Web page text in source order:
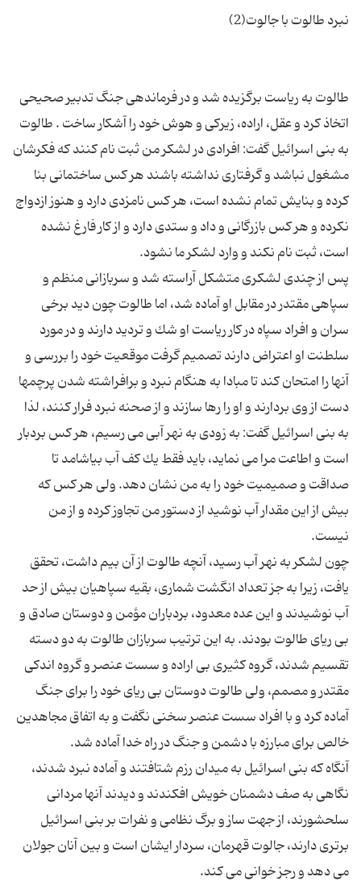
طالوت به ریاست برگزیده شد و در فرماندهی جنگ تدبیر صحیحی
اتخاذ كرد و عقل، اراده، زیركی و هوش خود را آشكار ساخت . طالوت
به بنی اسرائیل گفت: افرادی در لشكر من ثبت نام كنند كه فكرشان
مشغول نباشد و گرفتاری نداشته باشند هر كس ساختمانی بنا
كرده و بنایش تمام نشده است، هر كس نامزدی دارد و هنوز ازدواج
نكرده و هر كس بازرگانی و داد و ستدی دارد و از كار فارغ نشده
پس از چندی لشكری متشكل آراسته شد و سربازانی منظم و
سپاهی مقتدر در مقابل او آماده شد، اما طالوت چون دید برخی
سران و افراد سپاه در كار ریاست او شك و تردید دارند و در مورد
سلطنت او اعتراض دارند تصمیم گرفت موقعیت خود را بررسی و
آنها را امتحان كند تا مبادا به هنگام نبرد و برافراشته شدن پرچمها
دست از وی بردارند و او را رها سازند و از صحنه نبرد فرار كنند، لذا
به بنی اسرائیل گفت: به زودی به نهر آبی می رسیم، هر كس بردبار
است و اطاعت مرا می نماید، باید فقط یك كف آب بیاشامد تا
صداقت و صمیمیت خود را به من نشان دهد. ولی هر كس كه
بیش از این مقدار آب نوشید از دستور من تجاوز كرده و از من
چون لشكر به نهر آب رسید، آنچه طالوت از آن بیم داشت، تحقق
یافت، زیرا به جز تعداد انگشت شماری، بقیه سپاهیان بیش از حد
آب نوشیدند و این عده معدود، بردباران مؤمن و دوستان صادق و
بی ریای طالوت بودند. به این ترتیب سربازان طالوت به دو دسته
تقسیم شدند، گروه كثیری بی اراده و سست عنصر و گروه اندكی
مقتدر و مصمم، ولی طالوت دوستان بی ریای خود را برای جنگ
آماده كرد و با افراد سست عنصر سخنی نگفت و به اتفاق مجاهدین
آنگاه كه بنی اسرائیل به میدان رزم شتافتند و آماده نبرد شدند،
نگاهی به صف دشمنان خویش افكندند و دیدند آنها مردانی
سلحشورند، از جهت ساز و برگ نظامی و نفرات بر بنی اسرائیل
برتری دارند، جالوت قهرمان، سردار ایشان است و بین آنان جولان